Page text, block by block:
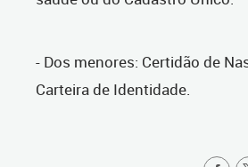
- Dos menores: Certidão de
Carteira de Identidade.